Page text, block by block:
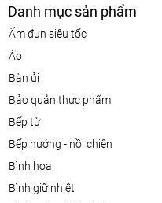
Danh mục sản phẩm
ấm đun siêu tốc
áo
bàn ủi
bảo quản thực phẩm
bếp từ
bếp nướng - nồi chiên
bình hoa
bình giữ nhiệt